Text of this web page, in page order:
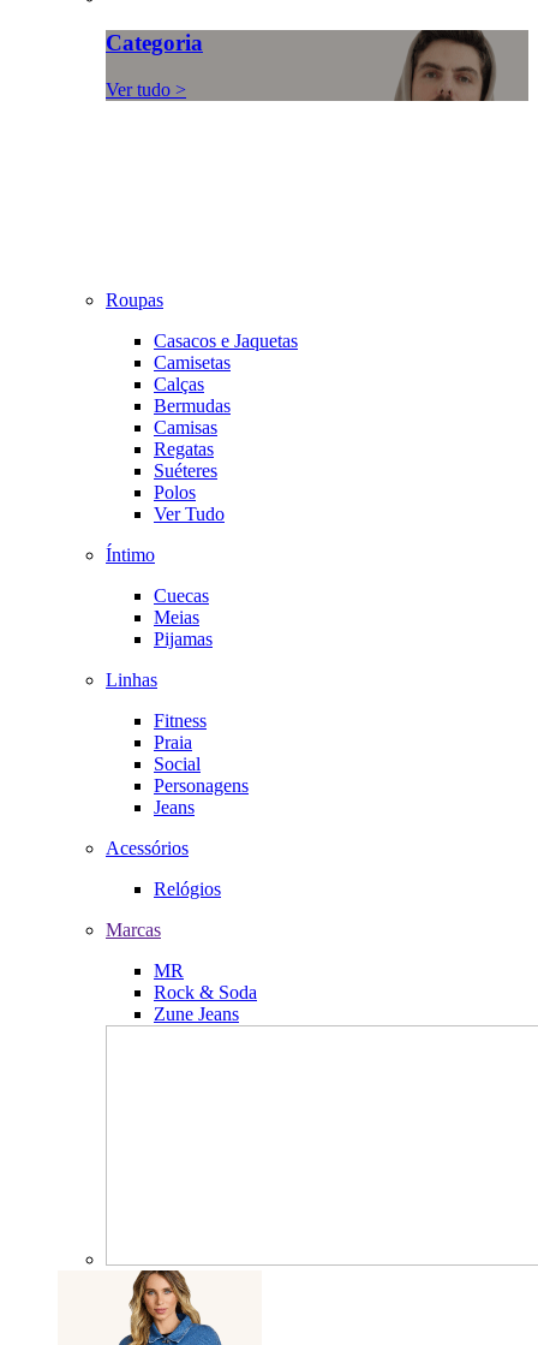
Categoria
Ver tudo >
Roupas
Casacos e Jaquetas
Camisetas
Calças
Bermudas
Camisas
Regatas
Suéteres
Polos
Ver Tudo
Íntimo
Cuecas
Meias
Pijamas
Linhas
Fitness
Praia
Social
Personagens
Jeans
Acessórios
Relógios
Marcas
MR
Rock & Soda
Zune Jeans